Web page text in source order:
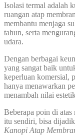
Isolasi termal adalah
ruangan atap
membantu menjaga
tahun, serta
udara.
Dengan berbagai
yang sangat baik
keperluan komersial,
hanya menawarkan
menambah nilai
Beberapa poin di
itu sendiri, bisa
Kanopi Atap